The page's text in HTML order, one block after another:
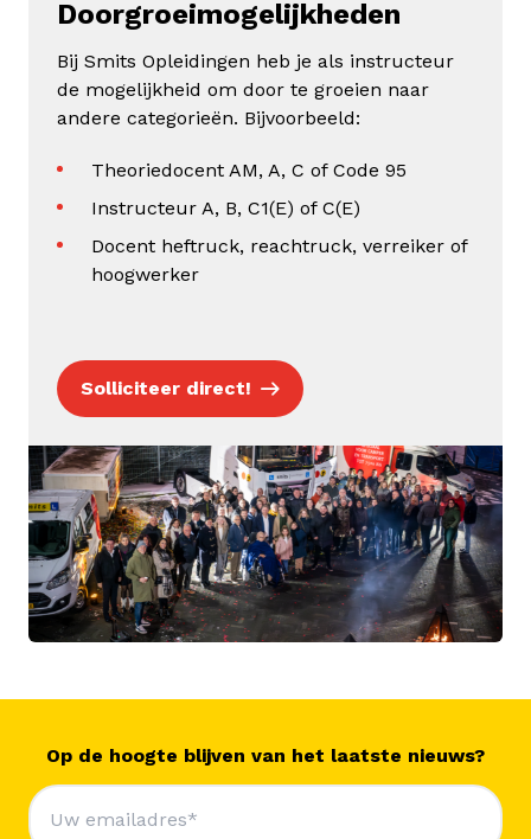
Doorgroeimogelijkheden
Bij Smits Opleidingen heb je als instructeur
de mogelijkheid om door te groeien naar
andere categorieën. Bijvoorbeeld:
Theoriedocent AM, A, C of Code 95
Instructeur A, B, C1(E) of C(E)
Docent heftruck, reachtruck, verreiker of
hoogwerker
Solliciteer direct!
Op de hoogte blijven van het laatste nieuws?